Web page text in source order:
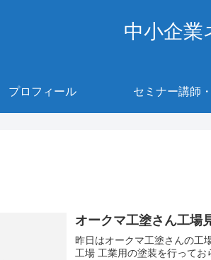
中小企業
プロフィール セミナー講師
オークマ工塗さん工場
昨日はオークマ工塗さんの工
工場 工業用の塗装を行って